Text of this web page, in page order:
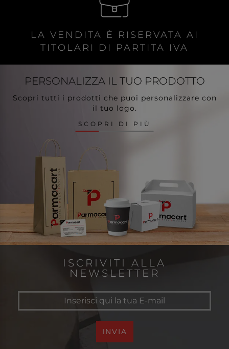
LA VENDITA È RISERVATA AI
TITOLARI DI PARTITA IVA
PERSONALIZZA IL TUO PRODOTTO
Scopri tutti i prodotti che puoi personalizzare con
il tuo logo.
SCOPRI DI PIÙ
ISCRIVITI ALLA
NEWSLETTER
INVIA